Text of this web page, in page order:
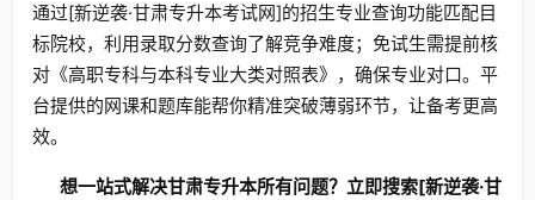
通过[新逆袭·甘肃专升本考试网]的招生专业查询功能匹配目
标院校，利用录取分数查询了解竞争难度；免试生需提前核
对《高职专科与本科专业大类对照表》，确保专业对口。平
台提供的网课和题库能帮你精准突破薄弱环节，让备考更高
效。
想一站式解决甘肃专升本所有问题？立即搜索[新逆袭·甘